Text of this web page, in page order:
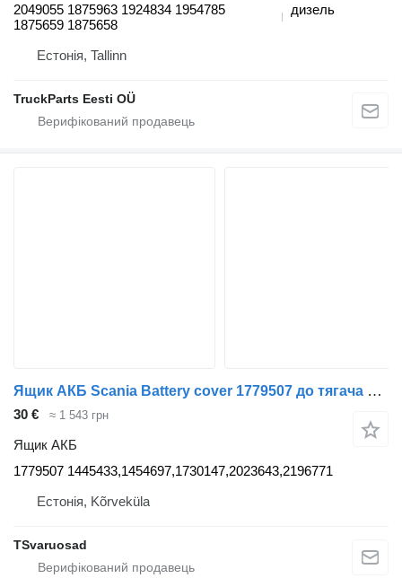
2049055 1875963 1924834 1954785
1875659 1875658
дизель
Естонія, Tallinn
TruckParts Eesti OÜ
Ящик АКБ Scania Battery cover 1779507 до тягача Scania R420
30 € ≈ 1 543 грн
Ящик АКБ
1779507 1445433,1454697,1730147,2023643,2196771
Естонія, Kõrveküla
TSvaruosad